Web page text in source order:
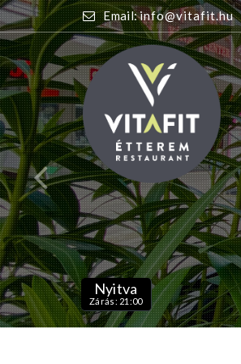
Nyitva
Zárás: 21:00
Email:info@vitafit.hu